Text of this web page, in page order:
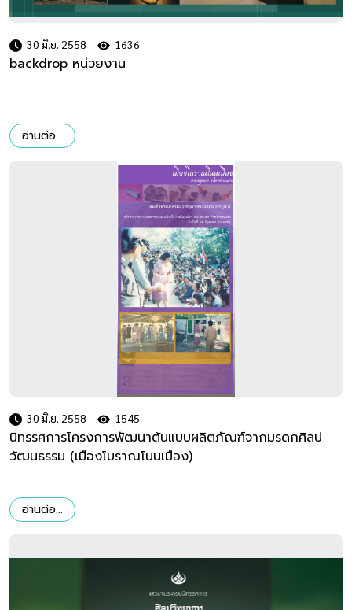
30 มิ.ย. 2558 1636
backdrop หน่วยงาน
อ่านต่อ...
30 มิ.ย. 2558 1545
นิทรรศการโครงการพัฒนาต้นแบบผลิตภัณฑ์จากมรดกศิลป
วัฒนธรรม (เมืองโบราณโนนเมือง)
อ่านต่อ...